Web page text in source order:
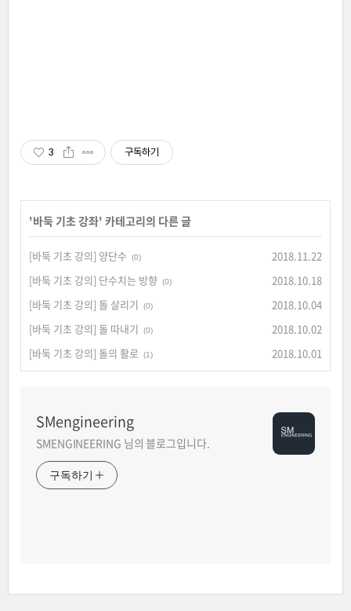
3 구독하기
'바둑 기초 강좌' 카테고리의 다른 글
[바둑 기초 강의] 양단수 (0)
2018.11.22
[바둑 기초 강의] 단수치는 방향 (0)
2018.10.18
[바둑 기초 강의] 돌 살리기
(0)
2018.10.04
[바둑 기초 강의] 돌 따내기
(0)
2018.10.02
[바둑 기초 강의] 돌의 활로
(1) 2018.10.01
SMengineering
SMENGINEERING 님의 블로그입니다.
구독하기